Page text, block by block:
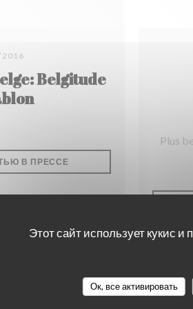
Этот сайт использует кукис
Ок, все активировать
Belgitude
В ПРЕССЕ ((ОТКРЫВАЕТСЯ В НОВОМ
Plus